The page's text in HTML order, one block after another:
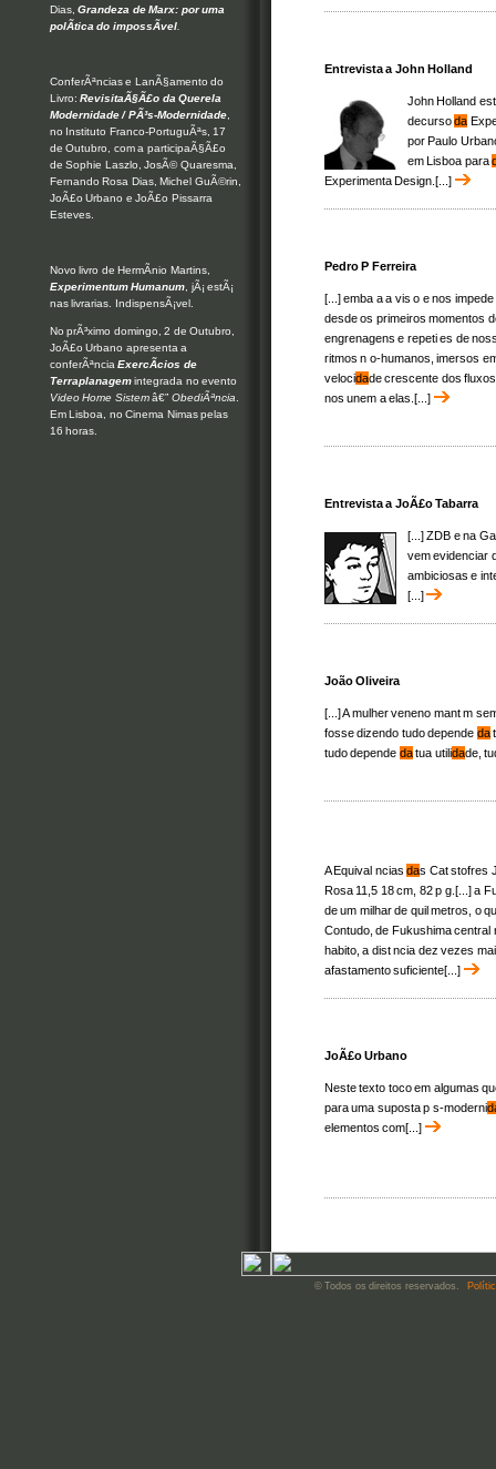
Dias,Grandeza de Marx: por uma
polÃ­tica do impossÃ­vel.
ConferÃªncias e LanÃ§amento do
Livro:RevisitaÃ§Ã£o da Querela
Modernidade / PÃ³s-Modernidade,
no Instituto Franco-PortuguÃªs, 17
de Outubro, com a participaÃ§Ã£o
de Sophie Laszlo, JosÃ© Quaresma,
Fernando Rosa Dias, Michel GuÃ©rin,
JoÃ£o Urbano e JoÃ£o Pissarra
Esteves.
Novo livro de HermÃ­nio Martins,
Experimentum Humanum , jÃ¡ estÃ¡
nas livrarias. IndispensÃ¡vel.
No prÃ³ximo domingo, 2 de Outubro,
JoÃ£o Urbano apresenta a
conferÃªnciaExercÃ­cios de
Terraplanagemintegrada no evento
Video Home Sistemâ€” ObediÃªncia
Em Lisboa, no Cinema Nimas pelas
16 horas.
Entrevista a John Holland
John Holland
decursoda
por Paulo
em Lisboa para
Experimenta Design.[...]
Pedro P Ferreira
[...] emba a a vis o e nos
desde os primeiros momentos
engrenagens e repeti es de
ritmos n o-humanos, imersos
velocidade crescente dos
nos unem a elas.[...]
Entrevista a JoÃ£o Tabarra
[...] ZDB e na
vem evidenciar
ambiciosas e
[...]
João Oliveira
[...] A mulher veneno mant m
fosse dizendo tudo depende da
tudo depende datua utilidade,
A Equival nciasdas Cat stofres
Rosa 11,5 18 cm, 82 p g.[...] a
de um milhar de quil metros, o
Contudo, de Fukushima
habito, a dist ncia dez vezes
afastamento suficiente[...]
JoÃ£o Urbano
Neste texto toco em algumas
para uma suposta p s-moderni
elementos com[...]
© Todos os direitos reservados.